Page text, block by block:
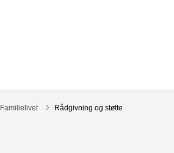
Tilbage til
Familielivet Rådgivning og støtte